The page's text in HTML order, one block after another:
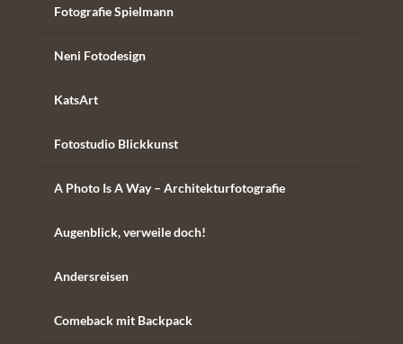
Fotografie Spielmann
Neni Fotodesign
KatsArt
Fotostudio Blickkunst
A Photo Is A Way – Architekturfotografie
Augenblick, verweile doch!
Andersreisen
Comeback mit Backpack